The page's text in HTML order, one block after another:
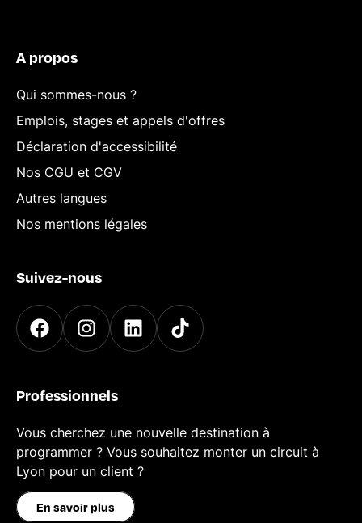
A propos
Qui sommes-nous ?
Emplois, stages et appels d'offres
Déclaration d'accessibilité
Nos CGU et CGV
Autres langues
Nos mentions légales
Suivez-nous
Professionnels
Vous cherchez une nouvelle destination à
programmer ? Vous souhaitez monter un circuit à
Lyon pour un client ?
En savoir plus